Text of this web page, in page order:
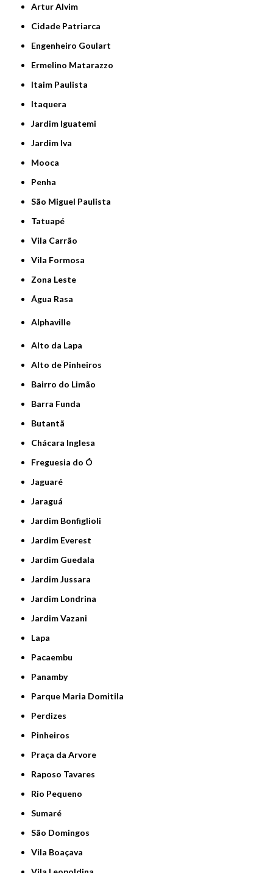
Artur Alvim
Cidade Patriarca
Engenheiro Goulart
Ermelino Matarazzo
Itaim Paulista
Itaquera
Jardim Iguatemi
Jardim Iva
Mooca
Penha
São Miguel Paulista
Tatuapé
Vila Carrão
Vila Formosa
Zona Leste
Água Rasa
Alphaville
Alto da Lapa
Alto de Pinheiros
Bairro do Limão
Barra Funda
Butantã
Chácara Inglesa
Freguesia do Ó
Jaguaré
Jaraguá
Jardim Bonfiglioli
Jardim Everest
Jardim Guedala
Jardim Jussara
Jardim Londrina
Jardim Vazani
Lapa
Pacaembu
Panamby
Parque Maria Domitila
Perdizes
Pinheiros
Praça da Arvore
Raposo Tavares
Rio Pequeno
Sumaré
São Domingos
Vila Boaçava